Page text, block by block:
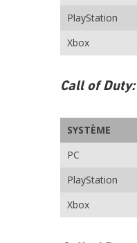
PlayStation
Xbox
Call of
SYSTÈME
PC
PlayStation
Xbox